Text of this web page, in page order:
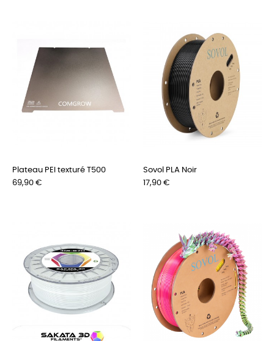
Plateau PEI texturé T500
Preis
69,90 €
Sovol PLA Noir
Preis
17,90 €